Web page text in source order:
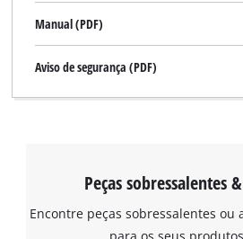
Manual (PDF)
Aviso de segurança (PDF)
Peças sobressalentes
Encontre peças sobressalentes ou